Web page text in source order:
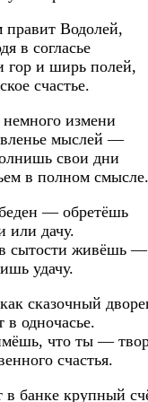
правит Водолей,
в согласье
гор и ширь полей,
счастье.
измени
мыслей —
свои дни
в полном смысле.
— обретёшь
или дачу.
сытости живёшь —
удачу.
сказочный
в одночасье.
что ты —
счастья.
в банке крупный